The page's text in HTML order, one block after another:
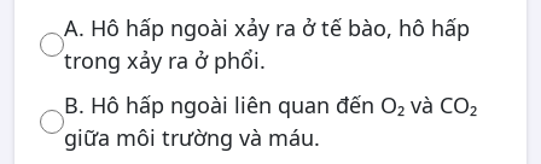
A. Hô hấp ngoài xảy ra ở tế bào, hô hấp
trong xảy ra ở phổi.
B. Hô hấp ngoài liên quan đến O₂ và CO₂
giữa môi trường và máu.